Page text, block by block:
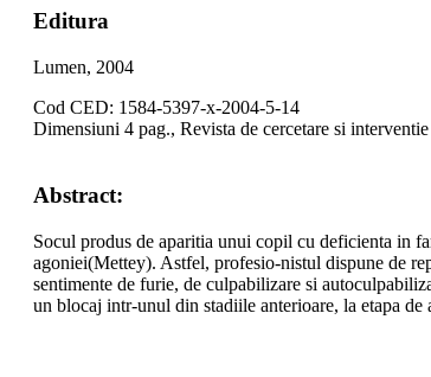
Editura
Lumen, 2004
Cod CED: 1584-5397-x-2004-5-14
Dimensiuni 4 pag., Revista de cercetare si
Abstract:
Socul produs de aparitia unui copil cu deficienta in
agoniei(Mettey). Astfel, profesio-nistul dispune de
sentimente de furie, de culpabilizare si
un blocaj intr-unul din stadiile anterioare, la etapa de